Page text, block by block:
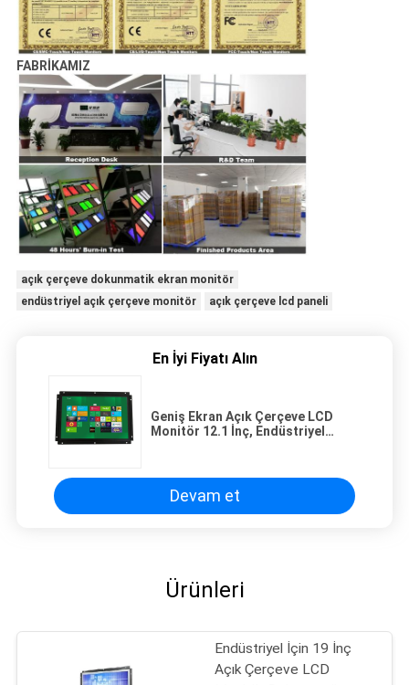
FABRİKAMIZ
açık çerçeve dokunmatik ekran monitör
endüstriyel açık çerçeve monitör
açık çerçeve lcd paneli
En İyi Fiyatı Alın
Geniş Ekran Açık Çerçeve LCD
Monitör 12.1 İnç, Endüstriyel
Devam et
Ürünleri
Endüstriyel İçin 19 İnç
Açık Çerçeve LCD